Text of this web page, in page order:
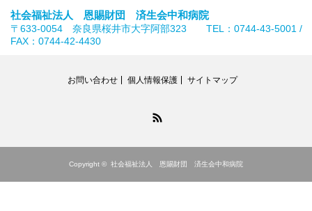
社会福祉法人 恩賜財団 済生会中和病院
〒633-0054 奈良県桜井市大字阿部323 TEL：0744-43-5001 /
FAX：0744-42-4430
お問い合わせ 個人情報保護 サイトマップ
Copyright © 社会福祉法人 恩賜財団 済生会中和病院